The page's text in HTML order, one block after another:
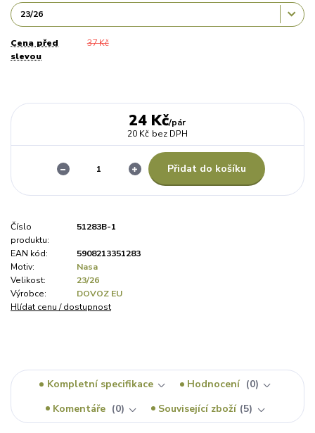
Cena před
slevou
37 Kč
24 Kč/pár
20 Kč bez DPH
Přidat do košíku
Číslo
produktu:
51283B-1
EAN kód:
5908213351283
Motiv:
Nasa
Velikost:
23/26
Výrobce:
DOVOZ EU
Hlídat cenu / dostupnost
Kompletní specifikace Hodnocení
0
Komentáře
0 Související zboží 5